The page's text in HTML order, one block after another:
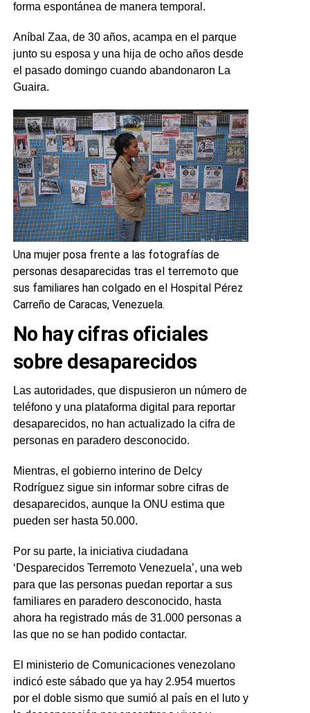
forma espontánea de manera temporal.
Aníbal Zaa, de 30 años, acampa en el parque
junto su esposa y una hija de ocho años desde
el pasado domingo cuando abandonaron La
Guaira.
Una mujer posa frente a las fotografías de
personas desaparecidas tras el terremoto que
sus familiares han colgado en el Hospital Pérez
Carreño de Caracas, Venezuela.
No hay cifras oficiales
sobre desaparecidos
Las autoridades, que dispusieron un número de
teléfono y una plataforma digital para reportar
desaparecidos, no han actualizado la cifra de
personas en paradero desconocido.
Mientras, el gobierno interino de Delcy
Rodríguez sigue sin informar sobre cifras de
desaparecidos, aunque la ONU estima que
pueden ser hasta 50.000.
Por su parte, la iniciativa ciudadana
‘Desparecidos Terremoto Venezuela’, una web
para que las personas puedan reportar a sus
familiares en paradero desconocido, hasta
ahora ha registrado más de 31.000 personas a
las que no se han podido contactar.
El ministerio de Comunicaciones venezolano
indicó este sábado que ya hay 2.954 muertos
por el doble sismo que sumió al país en el luto y